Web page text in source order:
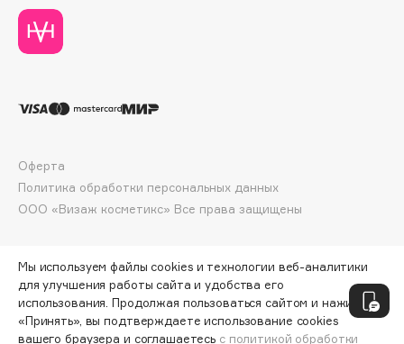
Divage
Dolce & Gabbana
Dorco
Dr.Althea
Dr.Ceuracle
Dyson
ООО «Визаж косметикс» Все права защищены
Оферта
Политика обработки персональных данных
Мы используем файлы cookies и технологии веб-аналитики
для улучшения работы сайта и удобства его
использования. Продолжая пользоваться сайтом и нажимая
«Принять», вы подтверждаете использование cookies
вашего браузера и соглашаетесь с политикой обработки